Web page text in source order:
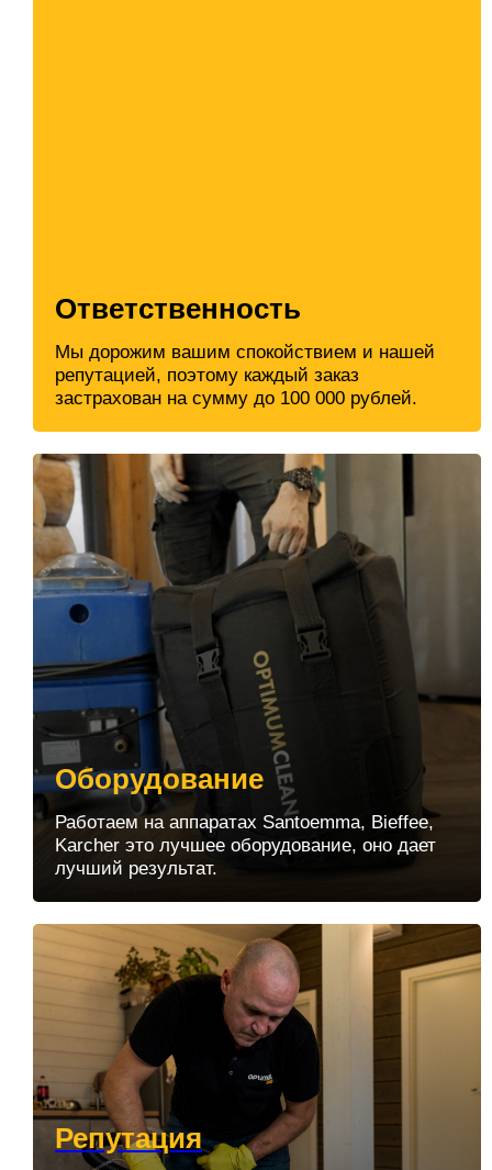
Ответственность
Мы дорожим вашим спокойствием и нашей
репутацией, поэтому каждый заказ
застрахован на сумму до 100 000 рублей.
Оборудование
Работаем на аппаратах Santoemma, Bieffee,
Karcher это лучшее оборудование, оно дает
лучший результат.
Репутация